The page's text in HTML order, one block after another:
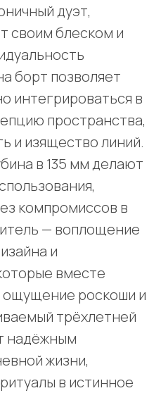
дуэт,
своим блеском и
борт позволяет
интегрироваться в
пространства,
и изящество линий.
в 135 мм делают
компромиссов в
— воплощение
и
вместе
ощущение роскоши и
трёхлетней
надёжным
жизни,
в истинное